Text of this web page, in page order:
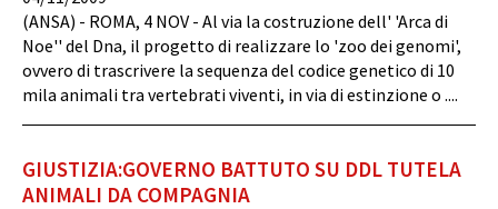
(ANSA) - ROMA, 4 NOV - Al via la costruzione dell' 'Arca di
Noe'' del Dna, il progetto di realizzare lo 'zoo dei genomi',
ovvero di trascrivere la sequenza del codice genetico di 10
mila animali tra vertebrati viventi, in via di estinzione o ....
GIUSTIZIA:GOVERNO BATTUTO SU DDL TUTELA
ANIMALI DA COMPAGNIA